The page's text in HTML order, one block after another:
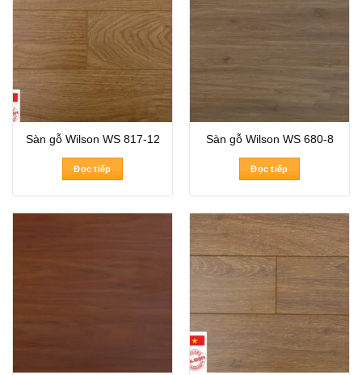
Sàn gỗ Wilson WS 817-12
Đọc tiếp
Sàn gỗ Wilson WS 680-8
Đọc tiếp